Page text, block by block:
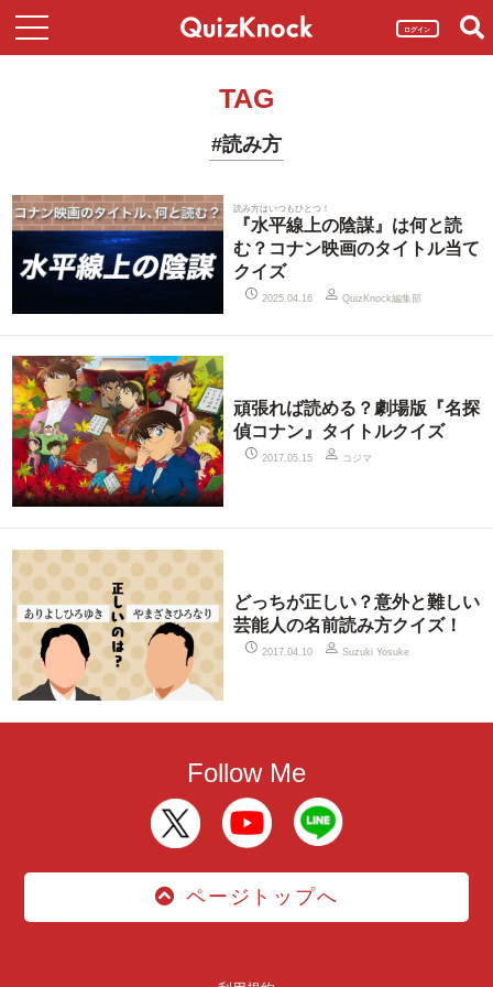
ログイン
TAG
#読み方
読み方はいつもひとつ！
『水平線上の陰謀』は何と読
む？コナン映画のタイトル当て
クイズ
2025.04.16 QuizKnock編集部
頑張れば読める？劇場版『名探
偵コナン』タイトルクイズ
2017.05.15 コジマ
どっちが正しい？意外と難しい
芸能人の名前読み方クイズ！
2017.04.10 Suzuki Yosuke
Follow Me
ページトップへ